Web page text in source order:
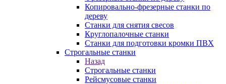
Копировально-фрезерные станки по
дереву
Станки для снятия свесов
Круглопалочные станки
Станки для подготовки кромки ПВХ
Строгальные станки
Назад
Строгальные станки
Рейсмусовые станки